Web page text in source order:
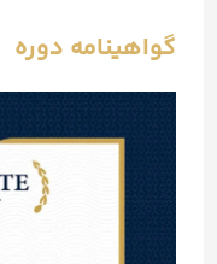
گواهینامه دوره